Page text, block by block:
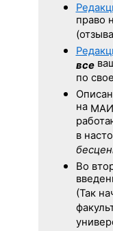
право
все
по
на МАИ
в
Во
(Так